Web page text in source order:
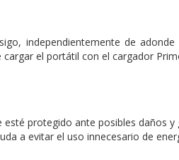
independientemente de
el portátil con el cargador
protegido ante posibles daños y
a evitar el uso innecesario de